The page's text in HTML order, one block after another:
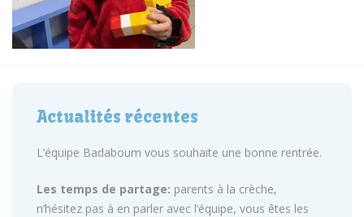
Actualités récentes
L’équipe Badaboum vous souhaite une bonne rentrée.
Les temps de partage: parents à la crèche,
n’hésitez pas à en parler avec l’équipe, vous êtes les